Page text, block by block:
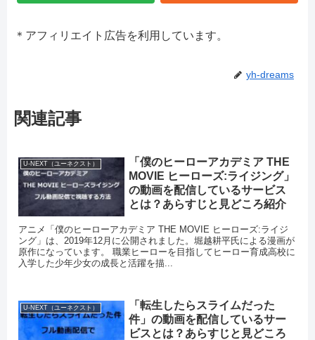
＊アフィリエイト広告を利用しています。
yh-dreams
関連記事
U-NEXT（ユーネクスト）
「僕のヒーローアカデミア THE
MOVIE ヒーローズ:ライジング」
の動画を配信しているサービス
とは？あらすじと見どころ紹介
アニメ「僕のヒーローアカデミア THE MOVIE ヒーローズ:ライジ
ング」は、2019年12月に公開されました。堀越耕平氏による漫画が
原作になっています。 職業ヒーローを目指してヒーロー育成高校に
入学した少年少女の成長と活躍を描...
U-NEXT（ユーネクスト）
「転生したらスライムだった
件」の動画を配信しているサー
ビスとは？あらすじと見どころ